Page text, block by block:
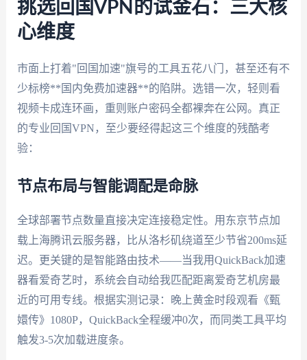
挑选回国VPN的试金石：三大核
心维度
市面上打着"回国加速"旗号的工具五花八门，甚至还有不
少标榜**国内免费加速器**的陷阱。选错一次，轻则看
视频卡成连环画，重则账户密码全都裸奔在公网。真正
的专业回国VPN，至少要经得起这三个维度的残酷考
验：
节点布局与智能调配是命脉
全球部署节点数量直接决定连接稳定性。用东京节点加
载上海腾讯云服务器，比从洛杉矶绕道至少节省200ms延
迟。更关键的是智能路由技术——当我用QuickBack加速
器看爱奇艺时，系统会自动给我匹配距离爱奇艺机房最
近的可用专线。根据实测记录：晚上黄金时段观看《甄
嬛传》1080P，QuickBack全程缓冲0次，而同类工具平均
触发3-5次加载进度条。